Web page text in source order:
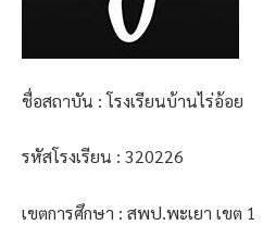
ชื่อสถาบัน : โรงเรียนบ้านไร่อ้อย
รหัสโรงเรียน : 320226
เขตการศึกษา : สพป.พะเยา เขต 1